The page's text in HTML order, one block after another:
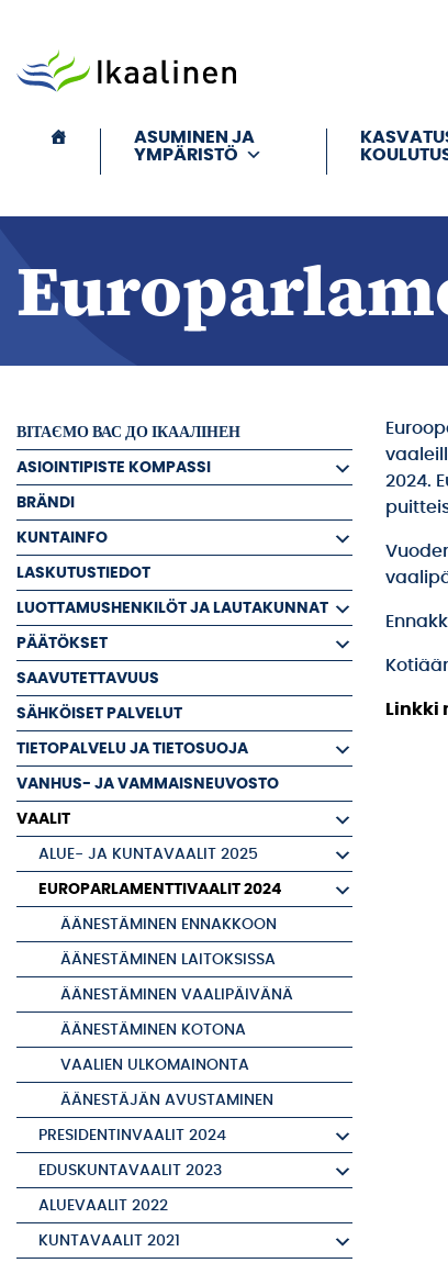
ASUMINEN JA
YMPÄRISTÖ
ВІТАЄМО ВАС ДО ІКААЛІНЕН
ASIOINTIPISTE KOMPASSI
BRÄNDI
KUNTAINFO
LASKUTUSTIEDOT
LUOTTAMUSHENKILÖT JA LAUTAKUNNAT
PÄÄTÖKSET
SAAVUTETTAVUUS
SÄHKÖISET PALVELUT
TIETOPALVELU JA TIETOSUOJA
VANHUS- JA VAMMAISNEUVOSTO
VAALIT
ALUE- JA KUNTAVAALIT 2025
EUROPARLAMENTTIVAALIT 2024
ÄÄNESTÄMINEN ENNAKKOON
ÄÄNESTÄMINEN LAITOKSISSA
ÄÄNESTÄMINEN VAALIPÄIVÄNÄ
ÄÄNESTÄMINEN KOTONA
VAALIEN ULKOMAINONTA
ÄÄNESTÄJÄN AVUSTAMINEN
PRESIDENTINVAALIT 2024
EDUSKUNTAVAALIT 2023
ALUEVAALIT 2022
KUNTAVAALIT 2021
2024.
Linkki